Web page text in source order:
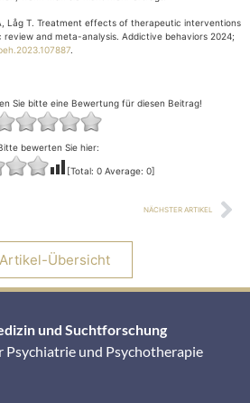
Låg T. Treatment effects of therapeutic interventions
and meta-analysis. Addictive behaviors 2024;
Sie bitte eine Bewertung für diesen Beitrag!
bewerten Sie hier:
[Total: 0 Average: 0]
NÄCHSTER ARTIKEL
Artikel-Übersicht
und Suchtforschung
und Psychotherapie